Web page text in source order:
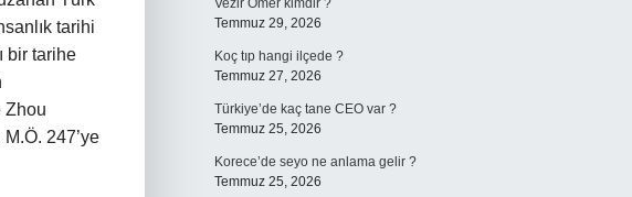
tarihi
bir tarihe
Zhou
M.Ö. 247’ye
Vezir Ömer kimdir ?
Temmuz 29, 2026
Koç tıp hangi ilçede ?
Temmuz 27, 2026
Türkiye’de kaç tane CEO var ?
Temmuz 25, 2026
Korece’de seyo ne anlama gelir ?
Temmuz 25, 2026